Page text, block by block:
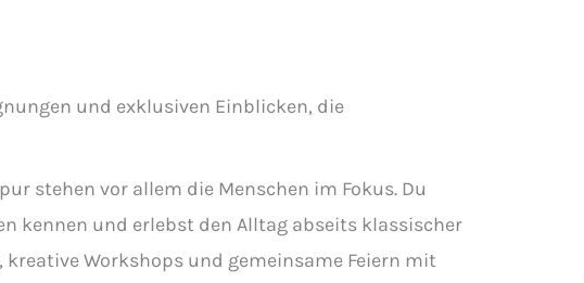
und exklusiven Einblicken, die
stehen vor allem die Menschen im Fokus. Du
kennen und erlebst den Alltag abseits klassischer
Workshops und gemeinsame Feiern mit